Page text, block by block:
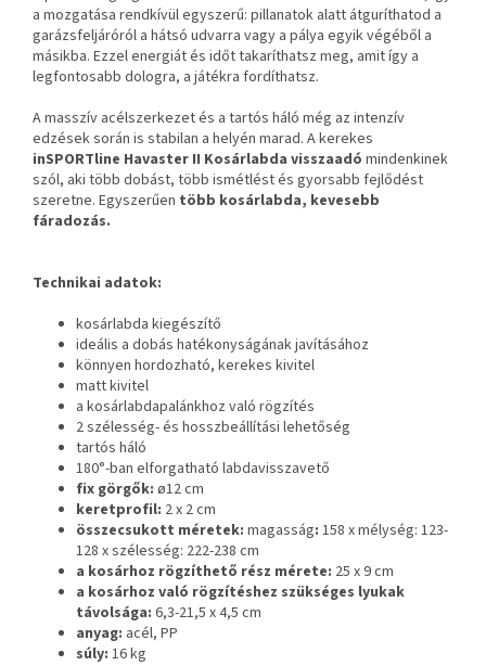
a mozgatása rendkívül egyszerű: pillanatok alatt átguríthatod a
garázsfeljáróról a hátsó udvarra vagy a pálya egyik végéből a
másikba. Ezzel energiát és időt takaríthatsz meg, amit így a
legfontosabb dologra, a játékra fordíthatsz.
A masszív acélszerkezet és a tartós háló még az intenzív
edzések során is stabilan a helyén marad. A kerekes
inSPORTline Havaster II Kosárlabda visszaadó mindenkinek
szól, aki több dobást, több ismétlést és gyorsabb fejlődést
szeretne. Egyszerűen több kosárlabda, kevesebb
fáradozás.
Technikai adatok:
kosárlabda kiegészítő
ideális a dobás hatékonyságának javításához
könnyen hordozható, kerekes kivitel
matt kivitel
a kosárlabdapalánkhoz való rögzítés
2 szélesség- és hosszbeállítási lehetőség
tartós háló
180°-ban elforgatható labdavisszavető
fix görgők: ø12 cm
keretprofil: 2 x 2 cm
összecsukott méretek: magasság: 158 x mélység: 123-
128 x szélesség: 222-238 cm
a kosárhoz rögzíthető rész mérete: 25 x 9 cm
a kosárhoz való rögzítéshez szükséges lyukak
távolsága: 6,3-21,5 x 4,5 cm
anyag: acél, PP
súly: 16 kg